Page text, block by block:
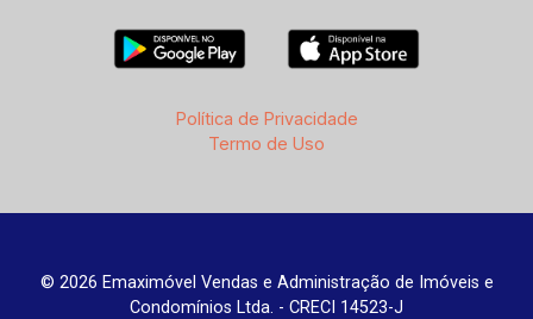
Política de Privacidade
Termo de Uso
© 2026 Emaximóvel Vendas e Administração de Imóveis e
Condomínios Ltda. - CRECI 14523-J